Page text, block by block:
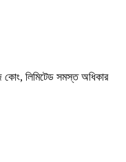
কোং, লিমিটেড সমস্ত অধিকার